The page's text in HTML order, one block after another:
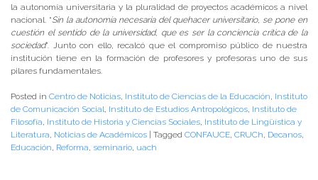
la autonomía universitaria y la pluralidad de proyectos académicos a nivel
nacional. “Sin la autonomía necesaria del quehacer universitario, se pone en
cuestión el sentido de la universidad, que es ser la conciencia crítica de la
sociedad”. Junto con ello, recalcó que el compromiso público de nuestra
institución tiene en la formación de profesores y profesoras uno de sus
pilares fundamentales.
Posted in Centro de Noticias Instituto de Ciencias de la Educación Instituto
de Comunicación Social Instituto de Estudios Antropológicos Instituto de
Filosofía Instituto de Historia y Ciencias Sociales Instituto de Lingüística y
Literatura Noticias de Académicos | Tagged CONFAUCE CRUCh Decanos
Educación Reforma seminario uach